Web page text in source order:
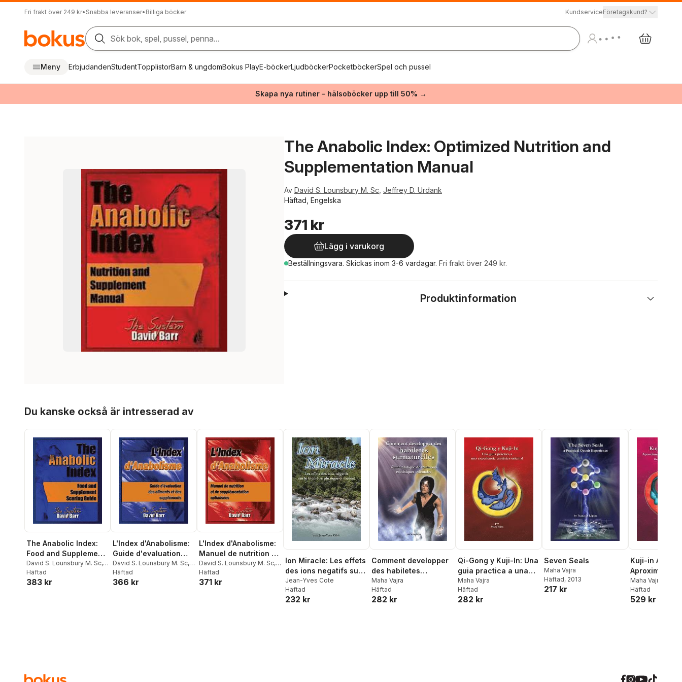
Fri frakt över 249 kr• Snabba leveranser• Billiga böcker KundserviceFöretagskund?
Sök bok, spel, pussel, penna...
Meny ErbjudandenStudentTopplistorBarn & ungdomBokus PlayE-böckerLjudböckerPocketböckerSpel och pussel
Skapa nya rutiner – hälsoböcker upp till 50% →
The Anabolic Index: Optimized Nutrition and
Supplementation Manual
Av David S. Lounsbury M. Sc Jeffrey D. Urdank
Häftad, Engelska
371 kr
Lägg i varukorg
Beställningsvara. Skickas inom 3-6 vardagar. Fri frakt över 249 kr.
Produktinformation
Du kanske också är intresserad av
The Anabolic Index:
Food and Supplement
Scoring Guide
David S. Lounsbury M. Sc,
Jeffrey D. Urdank
Häftad
383 kr
L'Index d'Anabolisme:
Guide d'evaluation
des aliments et des
supplements
David S. Lounsbury M. Sc,
Jeffrey D. Urdank
Häftad
366 kr
L'Index d'Anabolisme:
Manuel de nutrition et
de supplementation
optimisees
David S. Lounsbury M. Sc,
Jeff D. Urdank
Häftad
371 kr
Ion Miracle: Les effets
des ions negatifs sur
le bien-etre physique
et mental
Jean-Yves Cote
Häftad
232 kr
Comment developper
des habiletes
surnaturelles: Guide
pratique de traditions
esoteriques orientales
Maha Vajra
Häftad
282 kr
Qi-Gong y Kuji-In: Una
guia practica a una
experiencia esoterica
oriental
Maha Vajra
Häftad
282 kr
Seven Seals
Maha Vajra
Häftad, 2013
217 kr
Kuji-in
Aproximacion
Maha Vajra
Häftad
529 kr